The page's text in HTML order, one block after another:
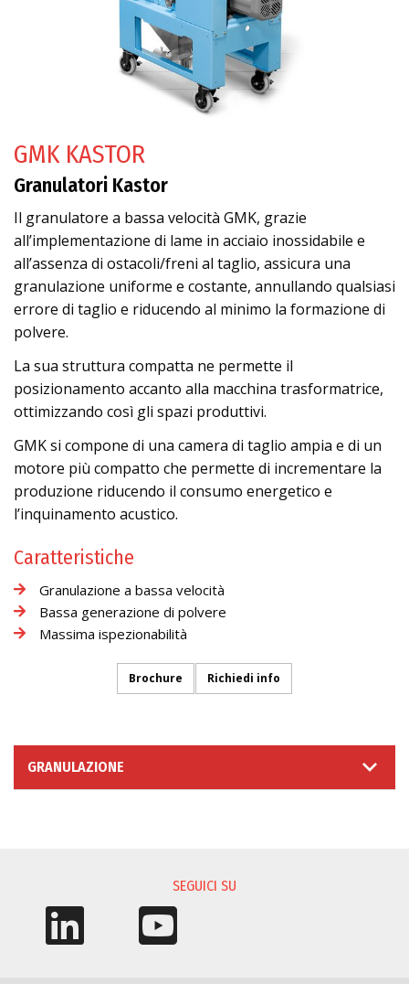
GMK KASTOR
Granulatori Kastor
Il granulatore a bassa velocità GMK, grazie
all’implementazione di lame in acciaio inossidabile e
all’assenza di ostacoli/freni al taglio, assicura una
granulazione uniforme e costante, annullando qualsiasi
errore di taglio e riducendo al minimo la formazione di
polvere.
La sua struttura compatta ne permette il
posizionamento accanto alla macchina trasformatrice,
ottimizzando così gli spazi produttivi.
GMK si compone di una camera di taglio ampia e di un
motore più compatto che permette di incrementare la
produzione riducendo il consumo energetico e
l’inquinamento acustico.
Caratteristiche
Granulazione a bassa velocità
Bassa generazione di polvere
Massima ispezionabilità
Brochure Richiedi info
GRANULAZIONE
SEGUICI SU